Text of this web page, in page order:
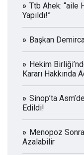
Ttb Ahek: “aile
Yapıldı!”
Başkan
Hekim
Kararı Hakkında
Sinop’ta
Edildi!
Menopoz
Azalabilir